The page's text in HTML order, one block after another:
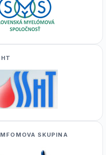
SKUPINA